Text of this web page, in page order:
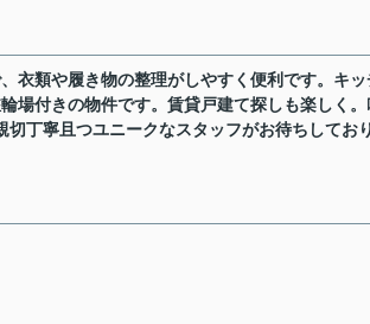
衣類や履き物の整理がしやすく便利です。キッ
場付きの物件です。賃貸戸建て探しも楽しく。
丁寧且つユニークなスタッフがお待ちしてお